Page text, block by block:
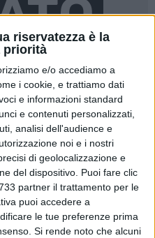
riservatezza è la
priorità
e/o accediamo a
i cookie, e trattiamo dati
e informazioni standard
e contenuti personalizzati,
analisi dell'audience e
noi e i nostri
di geolocalizzazione e
del dispositivo. Puoi fare clic
partner il trattamento per le
puoi accedere a
le tue preferenze prima
Si rende noto che alcuni
con la "Scuola Rugby"
delle discipline più
nel panorama sportivo.